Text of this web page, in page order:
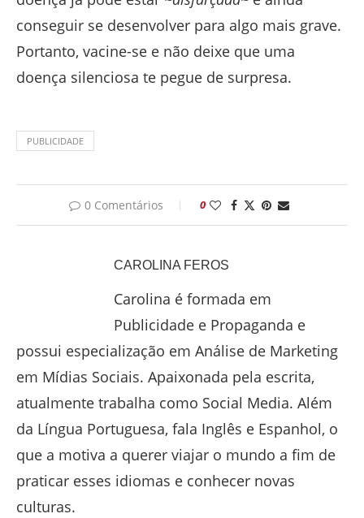
conseguir se desenvolver para algo mais grave.
Portanto, vacine-se e não deixe que uma
doença silenciosa te pegue de surpresa.
PUBLICIDADE
0 Comentários 0
CAROLINA FEROS
Carolina é formada em
Publicidade e Propaganda e
possui especialização em Análise de Marketing
em Mídias Sociais. Apaixonada pela escrita,
atualmente trabalha como Social Media. Além
da Língua Portuguesa, fala Inglês e Espanhol, o
que a motiva a querer viajar o mundo a fim de
praticar esses idiomas e conhecer novas
culturas.